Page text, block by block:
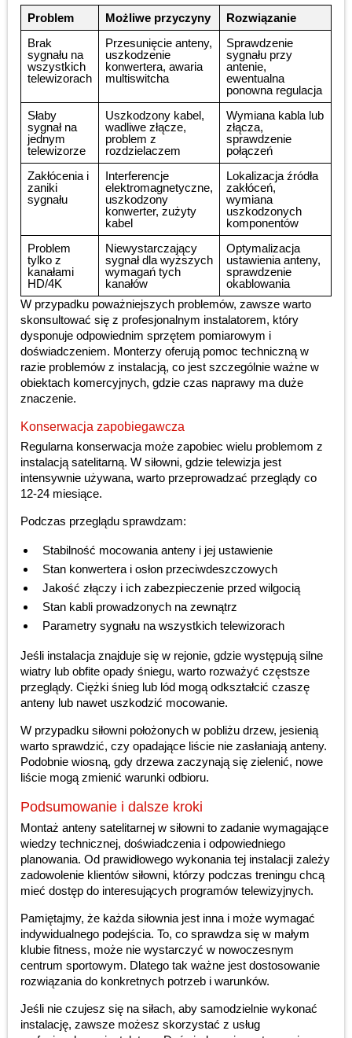
Problem Możliwe przyczyny
Rozwiązanie
Brak
sygnału na
wszystkich
telewizorach
Przesunięcie anteny,
uszkodzenie
konwertera, awaria
multiswitcha
Sprawdzenie
sygnału przy
antenie,
ewentualna
ponowna regulacja
Słaby
sygnał na
jednym
telewizorze
Uszkodzony kabel,
wadliwe złącze,
problem z
rozdzielaczem
Wymiana kabla lub
złącza,
sprawdzenie
połączeń
Zakłócenia i
zaniki
sygnału
Interferencje
elektromagnetyczne,
uszkodzony
konwerter, zużyty
kabel
Lokalizacja źródła
zakłóceń,
wymiana
uszkodzonych
komponentów
Problem
tylko z
kanałami
HD/4K
Niewystarczający
sygnał dla wyższych
wymagań tych
kanałów
Optymalizacja
ustawienia anteny,
sprawdzenie
okablowania
W przypadku poważniejszych problemów, zawsze warto
skonsultować się z profesjonalnym instalatorem, który
dysponuje odpowiednim sprzętem pomiarowym i
doświadczeniem. Monterzy oferują pomoc techniczną w
razie problemów z instalacją, co jest szczególnie ważne w
obiektach komercyjnych, gdzie czas naprawy ma duże
znaczenie.
Konserwacja zapobiegawcza
Regularna konserwacja może zapobiec wielu problemom z
instalacją satelitarną. W siłowni, gdzie telewizja jest
intensywnie używana, warto przeprowadzać przeglądy co
12-24 miesiące.
Podczas przeglądu sprawdzam:
Stabilność mocowania anteny i jej ustawienie
Stan konwertera i osłon przeciwdeszczowych
Jakość złączy i ich zabezpieczenie przed wilgocią
Stan kabli prowadzonych na zewnątrz
Parametry sygnału na wszystkich telewizorach
Jeśli instalacja znajduje się w rejonie, gdzie występują silne
wiatry lub obfite opady śniegu, warto rozważyć częstsze
przeglądy. Ciężki śnieg lub lód mogą odkształcić czaszę
anteny lub nawet uszkodzić mocowanie.
W przypadku siłowni położonych w pobliżu drzew, jesienią
warto sprawdzić, czy opadające liście nie zasłaniają anteny.
Podobnie wiosną, gdy drzewa zaczynają się zielenić, nowe
liście mogą zmienić warunki odbioru.
Podsumowanie i dalsze kroki
Montaż anteny satelitarnej w siłowni to zadanie wymagające
wiedzy technicznej, doświadczenia i odpowiedniego
planowania. Od prawidłowego wykonania tej instalacji zależy
zadowolenie klientów siłowni, którzy podczas treningu chcą
mieć dostęp do interesujących programów telewizyjnych.
Pamiętajmy, że każda siłownia jest inna i może wymagać
indywidualnego podejścia. To, co sprawdza się w małym
klubie fitness, może nie wystarczyć w nowoczesnym
centrum sportowym. Dlatego tak ważne jest dostosowanie
rozwiązania do konkretnych potrzeb i warunków.
Jeśli nie czujesz się na siłach, aby samodzielnie wykonać
instalację, zawsze możesz skorzystać z usług